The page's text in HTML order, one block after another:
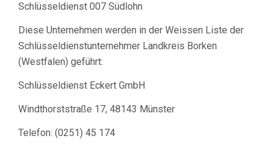
Schlüsseldienst 007 Südlohn
Diese Unternehmen werden in der Weissen Liste der
Schlüsseldienstunternehmer Landkreis Borken
(Westfalen) geführt:
Schlüsseldienst Eckert GmbH
Windthorststraße 17, 48143 Münster
Telefon: (0251) 45 174